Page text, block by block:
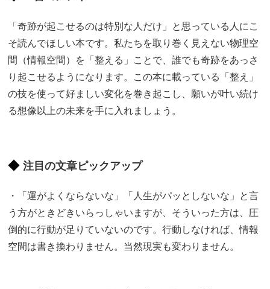
「奇跡が起こせるのは特別な人だけ」と思っている人にこ
そ読んでほしい本です。私たちを取り巻く見えない物理空
間（情報空間）を「整える」ことで、誰でも奇跡をあっさ
り起こせるようになります。この本に載っている「整え」
の技を使って好ましい変化を巻き起こし、願いが叶い続け
る想像以上の未来を手に入れましょう。
注目の文章ピックアップ
・「運がよくならないな」「人生がパッとしないな」と言
う方がときどきいらっしゃいますが、そういった方は、圧
倒的に行動が足りていないのです。行動しなければ、情報
空間は書き換わりません。当然現実も変わりません。